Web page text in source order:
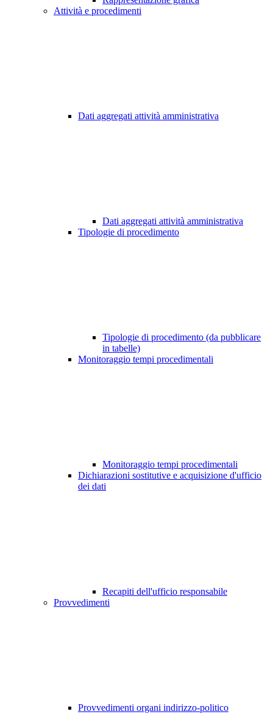
Attività e procedimenti
Dati aggregati attività amministrativa
Dati aggregati attività amministrativa
Tipologie di procedimento
Tipologie di procedimento (da pubblicare
in tabelle)
Monitoraggio tempi procedimentali
Monitoraggio tempi procedimentali
Dichiarazioni sostitutive e acquisizione d'ufficio
dei dati
Recapiti dell'ufficio responsabile
Provvedimenti
Provvedimenti organi indirizzo-politico